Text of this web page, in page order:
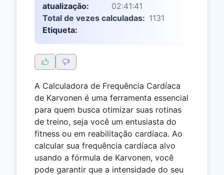
atualização:
02:41:41
Total de vezes calculadas: 1131
Etiqueta:
A Calculadora de Frequência Cardíaca
de Karvonen é uma ferramenta essencial
para quem busca otimizar suas rotinas
de treino, seja você um entusiasta do
fitness ou em reabilitação cardíaca. Ao
calcular sua frequência cardíaca alvo
usando a fórmula de Karvonen, você
pode garantir que a intensidade do seu